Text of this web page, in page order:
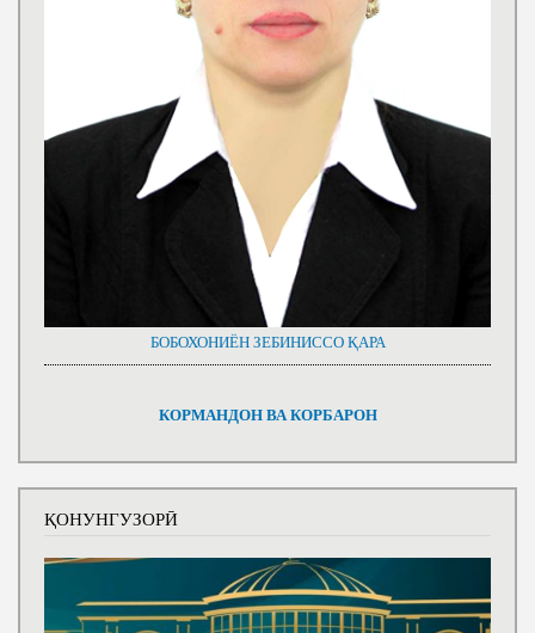
БОБОХОНИЁН ЗЕБИНИССО ҚАРА
КОРМАНДОН ВА КОРБАРОН
ҚОНУНГУЗОРӢ